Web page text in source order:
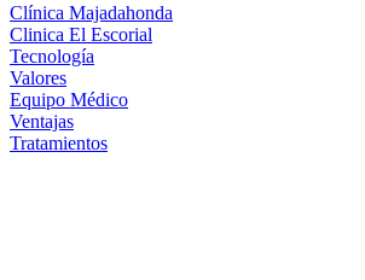
Clínica Majadahonda
Clinica El Escorial
Tecnología
Valores
Equipo Médico
Ventajas
Tratamientos